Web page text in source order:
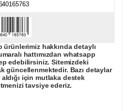
hakkında detaylı
hattımızdan whatsapp
edebilirsiniz. Sitemizdeki
güncellenmektedir. Bazı detaylar
için mutlaka destek
tavsiye ederiz.